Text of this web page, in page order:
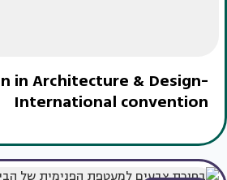
in Architecture & Design-
International convention